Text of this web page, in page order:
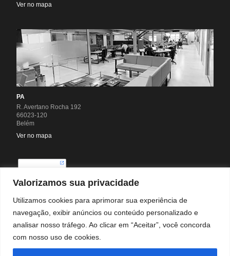
Valorizamos sua privacidade
Utilizamos cookies para aprimorar sua experiência de
navegação, exibir anúncios ou conteúdo personalizado e
analisar nosso tráfego. Ao clicar em “Aceitar”, você concorda
com nosso uso de cookies.
Ver no mapa
PA
R. Avertano Rocha 192
66023-120
Belém
Ver no mapa